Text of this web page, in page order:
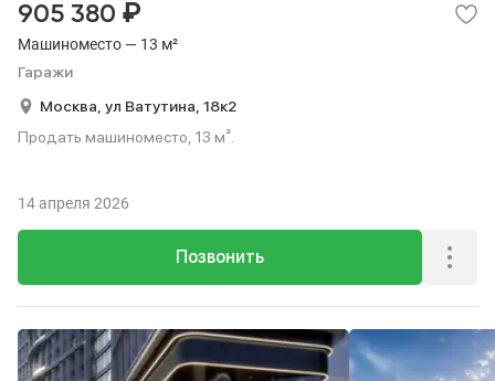
Машиноместо — 13 м²
Гаражи
905 380 ₽
Москва, ул Ватутина, 18к2
Продать машиноместо, 13 м².
Позвонить
14 апреля 2026